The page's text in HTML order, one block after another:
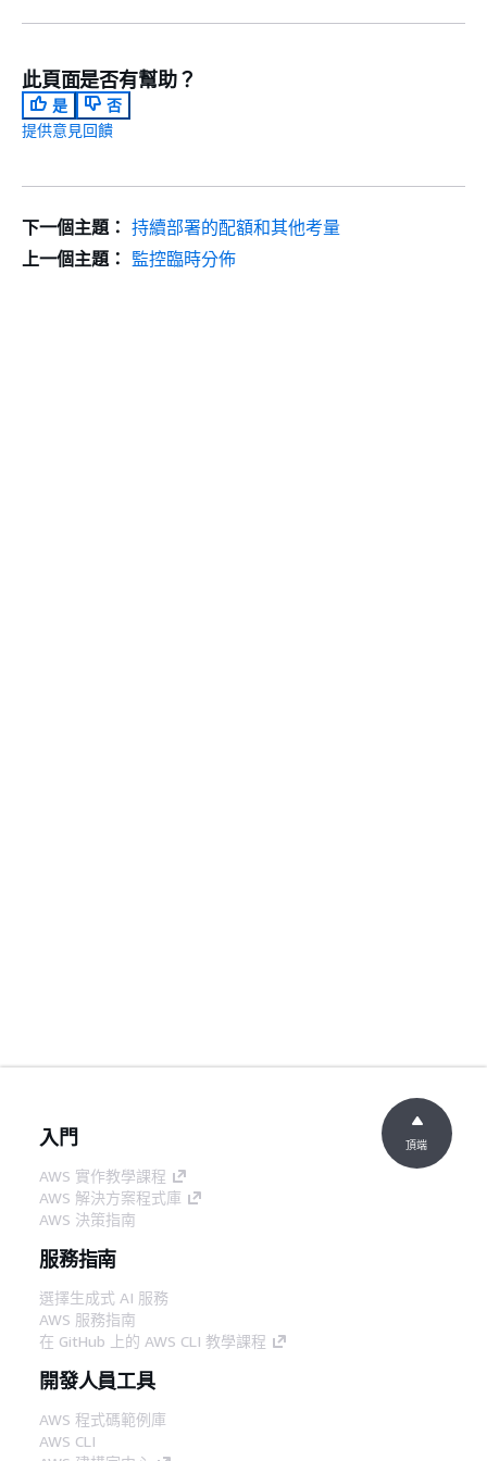
此頁面是否有幫助？
是
否
提供意見回饋
下一個主題： 持續部署的配額和其他考量
上一個主題： 監控臨時分佈
入門
AWS 實作教學課程
AWS 解決方案程式庫
AWS 決策指南
服務指南
選擇生成式 AI 服務
AWS 服務指南
在 GitHub 上的 AWS CLI 教學課程
開發人員工具
AWS 程式碼範例庫
AWS CLI
頂端